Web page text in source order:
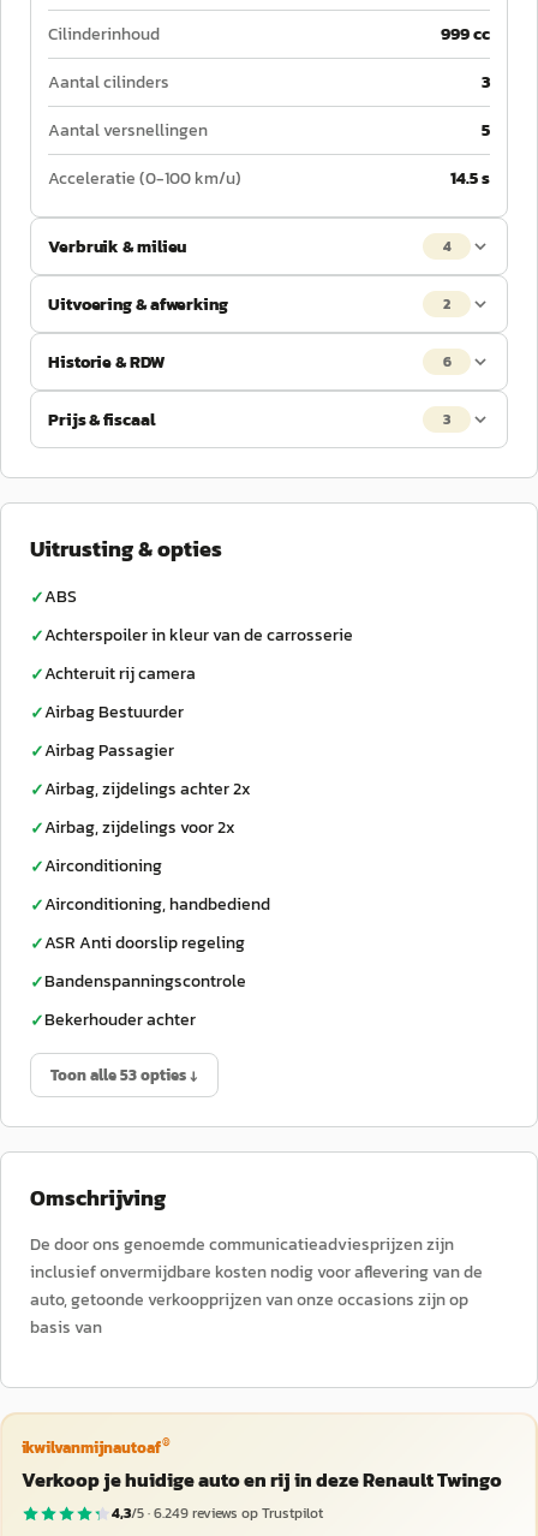
Cilinderinhoud
999 cc
Aantal cilinders
3
Aantal versnellingen
5
Acceleratie (0-100 km/u)
14.5 s
Verbruik & milieu 4
Uitvoering & afwerking 2
Historie & RDW 6
Prijs & fiscaal 3
Uitrusting & opties
✓ABS
✓Achterspoiler in kleur van de carrosserie
✓Achteruit rij camera
✓Airbag Bestuurder
✓Airbag Passagier
✓Airbag, zijdelings achter 2x
✓Airbag, zijdelings voor 2x
✓Airconditioning
✓Airconditioning, handbediend
✓ASR Anti doorslip regeling
✓Bandenspanningscontrole
✓Bekerhouder achter
Toon alle 53 opties ↓
Omschrijving
De door ons genoemde communicatieadviesprijzen zijn
inclusief onvermijdbare kosten nodig voor aflevering van de
auto, getoonde verkoopprijzen van onze occasions zijn op
basis van
ikwilvanmijnautoaf®
Verkoop je huidige auto en rij in deze Renault Twingo
4,3/5 ·6.249reviews op Trustpilot